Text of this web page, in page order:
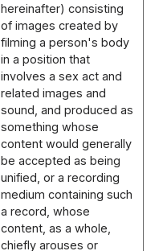
hereinafter) consisting
of images created by
filming a person's body
in a position that
involves a sex act and
related images and
sound, and produced as
something whose
content would generally
be accepted as being
unified, or a recording
medium containing such
a record, whose
content, as a whole,
chiefly arouses or